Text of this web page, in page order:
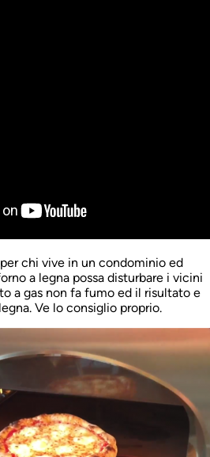
chi vive in un condominio ed
a legna possa disturbare i vicini
a gas non fa fumo ed il risultato e
Ve lo consiglio proprio.